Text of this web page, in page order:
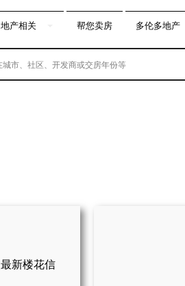
地产相关 帮您卖房 多伦多地产
新楼花信